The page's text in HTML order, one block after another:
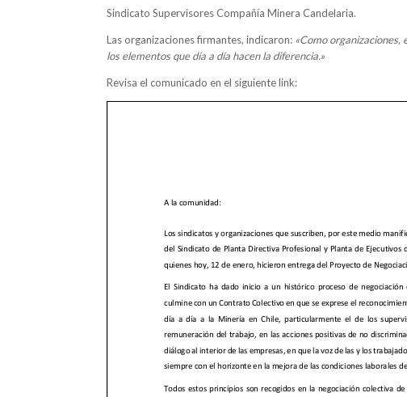
Sindicato Supervisores Compañía Minera Candelaria.
Las organizaciones firmantes, indicaron: «Como
los elementos que día a día hacen la diferencia.»
Revisa el comunicado en el siguiente link: